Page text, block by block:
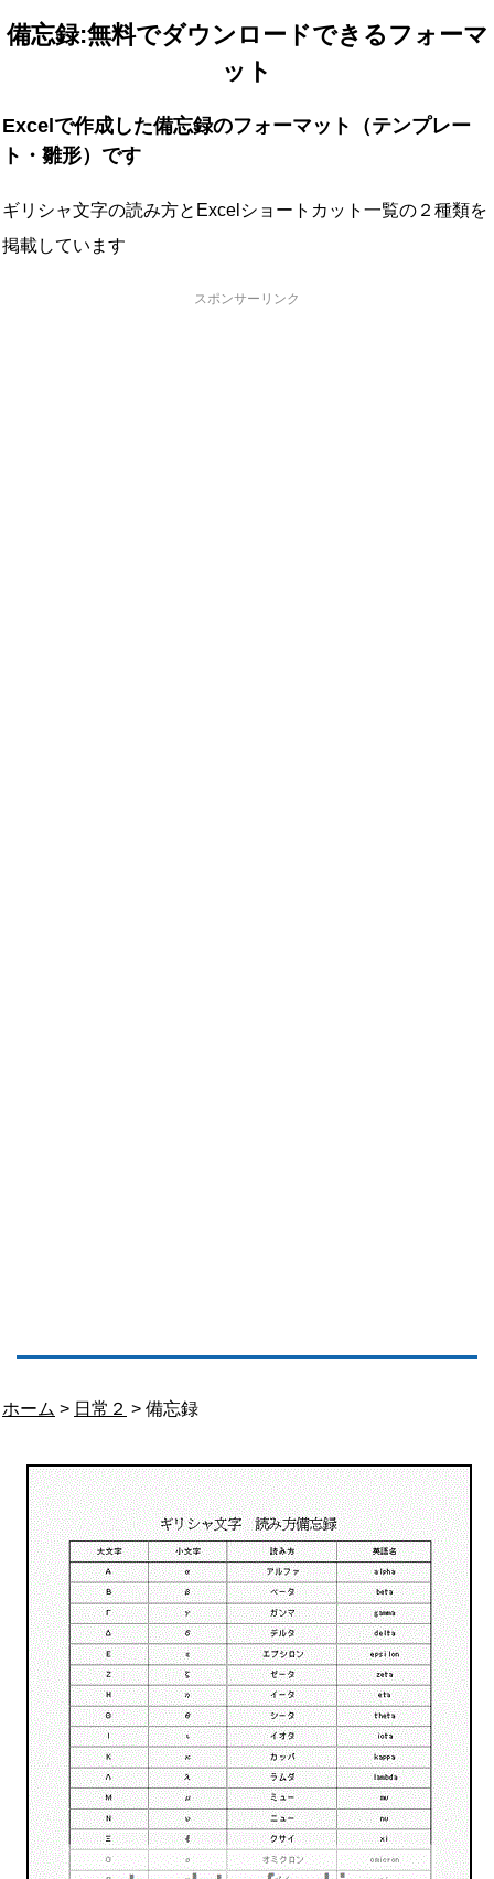
備忘録:無料でダウンロードできるフォーマ
ット
Excelで作成した備忘録のフォーマット（テンプレー
ト・雛形）です
ギリシャ文字の読み方とExcelショートカット一覧の２種類を
掲載しています
スポンサーリンク
ホーム > 日常２ > 備忘録